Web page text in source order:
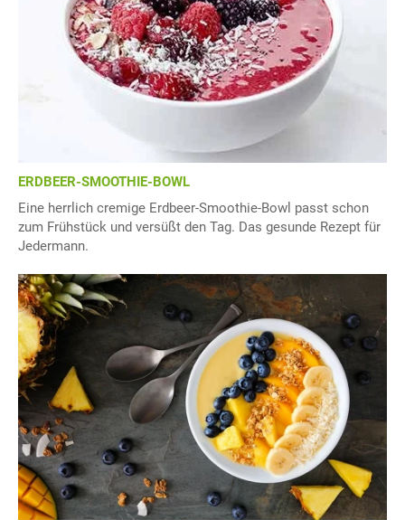
ERDBEER-SMOOTHIE-BOWL
Eine herrlich cremige Erdbeer-Smoothie-Bowl passt schon
zum Frühstück und versüßt den Tag. Das gesunde Rezept für
Jedermann.